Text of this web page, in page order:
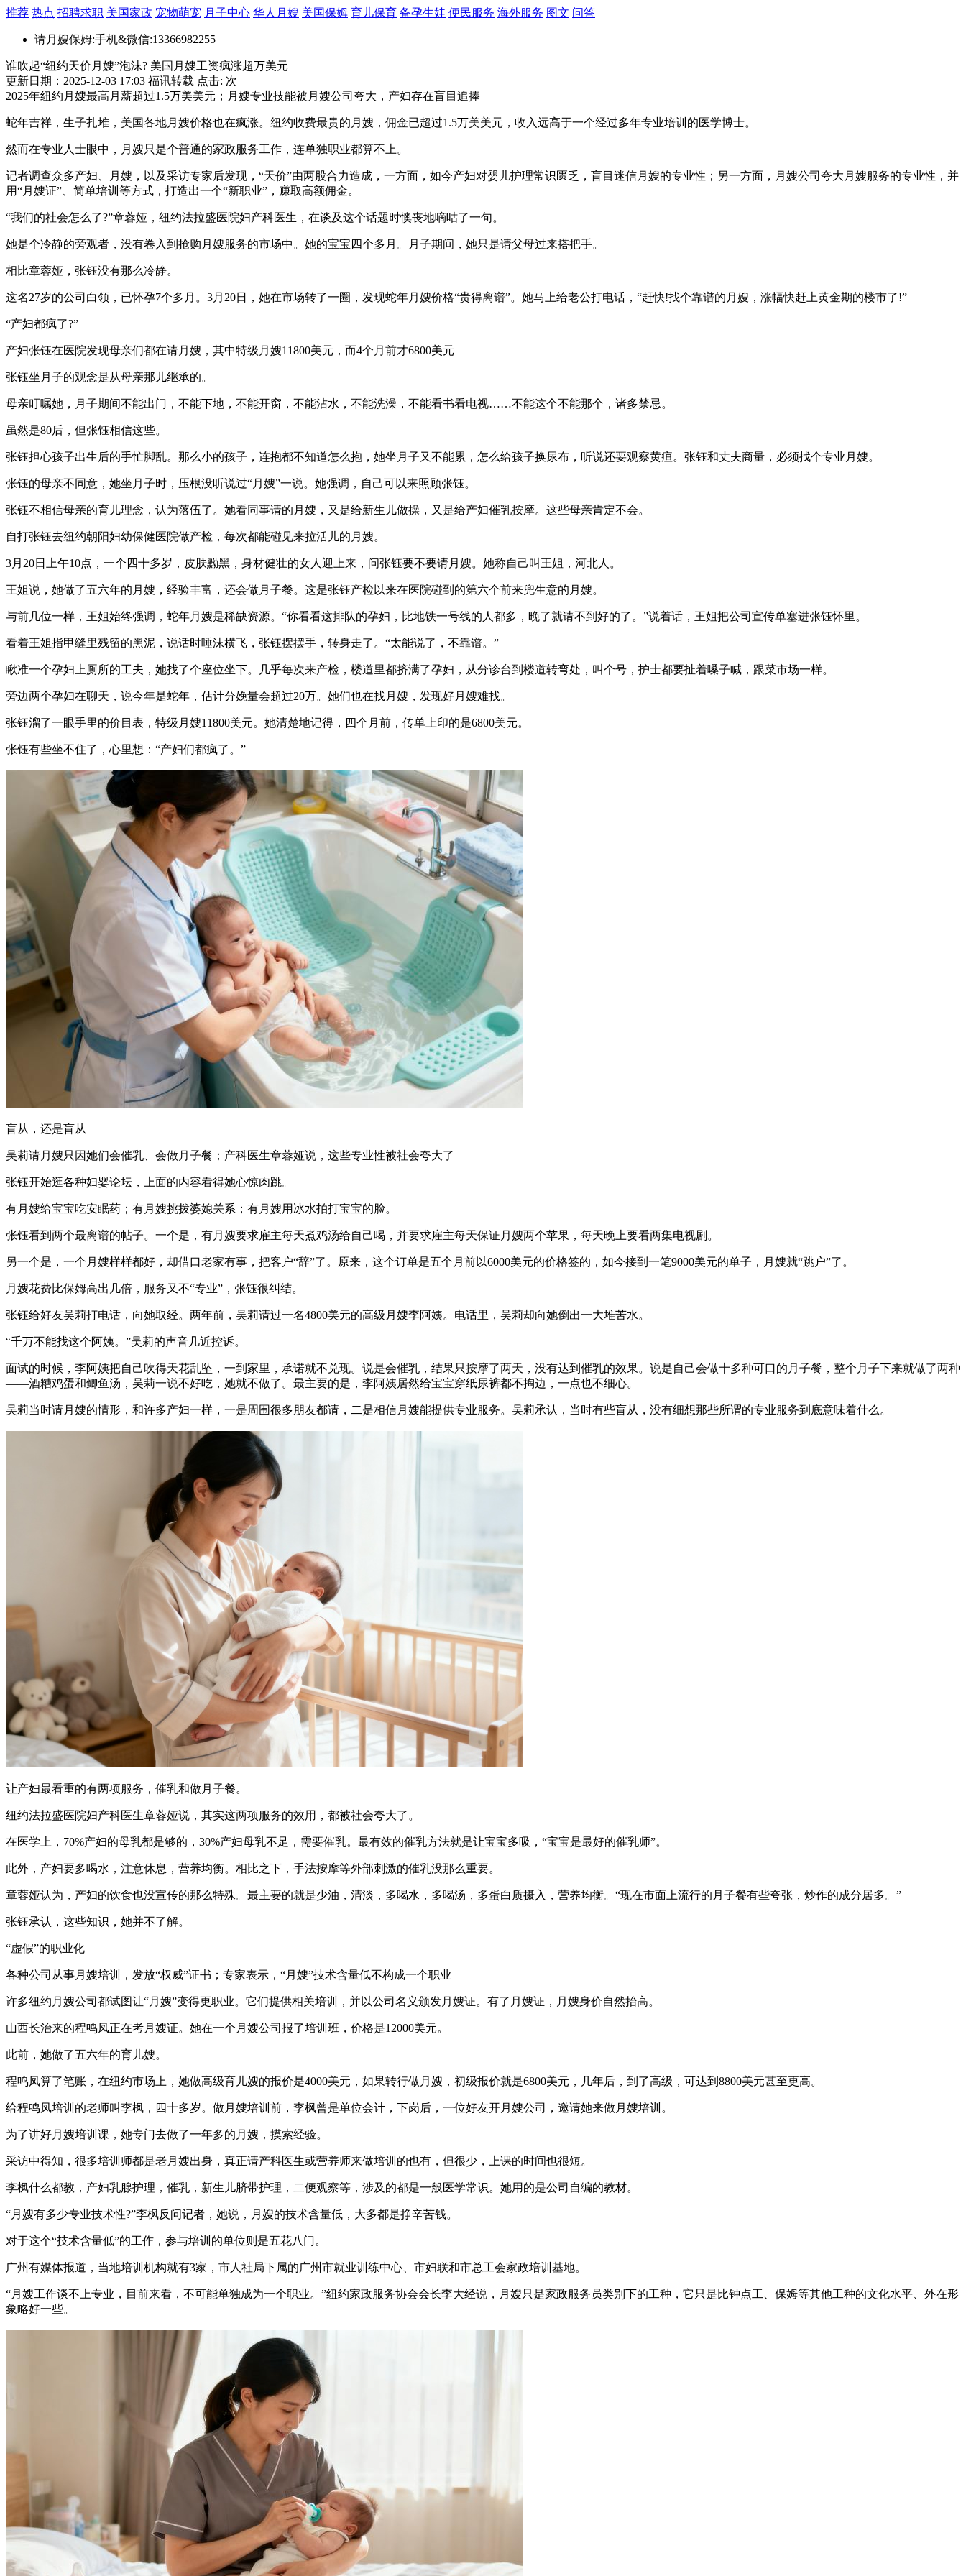
推荐 热点 招聘求职 美国家政 宠物萌宠 月子中心 华人月嫂 美国保姆 育儿保育 备孕生娃 便民服务 海外服务 图文 问答
请月嫂保姆:手机&微信:13366982255
谁吹起“纽约天价月嫂”泡沫? 美国月嫂工资疯涨超万美元
更新日期：2025-12-03 17:03 福讯转载 点击: 次
2025年纽约月嫂最高月薪超过1.5万美美元；月嫂专业技能被月嫂公司夸大，产妇存在盲目追捧
蛇年吉祥，生子扎堆，美国各地月嫂价格也在疯涨。纽约收费最贵的月嫂，佣金已超过1.5万美美元，收入远高于一个经过多年专业培训的医学博士。
然而在专业人士眼中，月嫂只是个普通的家政服务工作，连单独职业都算不上。
记者调查众多产妇、月嫂，以及采访专家后发现，“天价”由两股合力造成，一方面，如今产妇对婴儿护理常识匮乏，盲目迷信月嫂的专业性；另一方面，月嫂公司夸大月嫂服务的专业性，并
用“月嫂证”、简单培训等方式，打造出一个“新职业”，赚取高额佣金。
“我们的社会怎么了?”章蓉娅，纽约法拉盛医院妇产科医生，在谈及这个话题时懊丧地嘀咕了一句。
她是个冷静的旁观者，没有卷入到抢购月嫂服务的市场中。她的宝宝四个多月。月子期间，她只是请父母过来搭把手。
相比章蓉娅，张钰没有那么冷静。
这名27岁的公司白领，已怀孕7个多月。3月20日，她在市场转了一圈，发现蛇年月嫂价格“贵得离谱”。她马上给老公打电话，“赶快!找个靠谱的月嫂，涨幅快赶上黄金期的楼市了!”
“产妇都疯了?”
产妇张钰在医院发现母亲们都在请月嫂，其中特级月嫂11800美元，而4个月前才6800美元
张钰坐月子的观念是从母亲那儿继承的。
母亲叮嘱她，月子期间不能出门，不能下地，不能开窗，不能沾水，不能洗澡，不能看书看电视……不能这个不能那个，诸多禁忌。
虽然是80后，但张钰相信这些。
张钰担心孩子出生后的手忙脚乱。那么小的孩子，连抱都不知道怎么抱，她坐月子又不能累，怎么给孩子换尿布，听说还要观察黄疸。张钰和丈夫商量，必须找个专业月嫂。
张钰的母亲不同意，她坐月子时，压根没听说过“月嫂”一说。她强调，自己可以来照顾张钰。
张钰不相信母亲的育儿理念，认为落伍了。她看同事请的月嫂，又是给新生儿做操，又是给产妇催乳按摩。这些母亲肯定不会。
自打张钰去纽约朝阳妇幼保健医院做产检，每次都能碰见来拉活儿的月嫂。
3月20日上午10点，一个四十多岁，皮肤黝黑，身材健壮的女人迎上来，问张钰要不要请月嫂。她称自己叫王姐，河北人。
王姐说，她做了五六年的月嫂，经验丰富，还会做月子餐。这是张钰产检以来在医院碰到的第六个前来兜生意的月嫂。
与前几位一样，王姐始终强调，蛇年月嫂是稀缺资源。“你看看这排队的孕妇，比地铁一号线的人都多，晚了就请不到好的了。”说着话，王姐把公司宣传单塞进张钰怀里。
看着王姐指甲缝里残留的黑泥，说话时唾沫横飞，张钰摆摆手，转身走了。“太能说了，不靠谱。”
瞅准一个孕妇上厕所的工夫，她找了个座位坐下。几乎每次来产检，楼道里都挤满了孕妇，从分诊台到楼道转弯处，叫个号，护士都要扯着嗓子喊，跟菜市场一样。
旁边两个孕妇在聊天，说今年是蛇年，估计分娩量会超过20万。她们也在找月嫂，发现好月嫂难找。
张钰溜了一眼手里的价目表，特级月嫂11800美元。她清楚地记得，四个月前，传单上印的是6800美元。
张钰有些坐不住了，心里想：“产妇们都疯了。”
盲从，还是盲从
吴莉请月嫂只因她们会催乳、会做月子餐；产科医生章蓉娅说，这些专业性被社会夸大了
张钰开始逛各种妇婴论坛，上面的内容看得她心惊肉跳。
有月嫂给宝宝吃安眠药；有月嫂挑拨婆媳关系；有月嫂用冰水拍打宝宝的脸。
张钰看到两个最离谱的帖子。一个是，有月嫂要求雇主每天煮鸡汤给自己喝，并要求雇主每天保证月嫂两个苹果，每天晚上要看两集电视剧。
另一个是，一个月嫂样样都好，却借口老家有事，把客户“辞”了。原来，这个订单是五个月前以6000美元的价格签的，如今接到一笔9000美元的单子，月嫂就“跳户”了。
月嫂花费比保姆高出几倍，服务又不“专业”，张钰很纠结。
张钰给好友吴莉打电话，向她取经。两年前，吴莉请过一名4800美元的高级月嫂李阿姨。电话里，吴莉却向她倒出一大堆苦水。
“千万不能找这个阿姨。”吴莉的声音几近控诉。
面试的时候，李阿姨把自己吹得天花乱坠，一到家里，承诺就不兑现。说是会催乳，结果只按摩了两天，没有达到催乳的效果。说是自己会做十多种可口的月子餐，整个月子下来就做了两种
——酒糟鸡蛋和鲫鱼汤，吴莉一说不好吃，她就不做了。最主要的是，李阿姨居然给宝宝穿纸尿裤都不掏边，一点也不细心。
吴莉当时请月嫂的情形，和许多产妇一样，一是周围很多朋友都请，二是相信月嫂能提供专业服务。吴莉承认，当时有些盲从，没有细想那些所谓的专业服务到底意味着什么。
让产妇最看重的有两项服务，催乳和做月子餐。
纽约法拉盛医院妇产科医生章蓉娅说，其实这两项服务的效用，都被社会夸大了。
在医学上，70%产妇的母乳都是够的，30%产妇母乳不足，需要催乳。最有效的催乳方法就是让宝宝多吸，“宝宝是最好的催乳师”。
此外，产妇要多喝水，注意休息，营养均衡。相比之下，手法按摩等外部刺激的催乳没那么重要。
章蓉娅认为，产妇的饮食也没宣传的那么特殊。最主要的就是少油，清淡，多喝水，多喝汤，多蛋白质摄入，营养均衡。“现在市面上流行的月子餐有些夸张，炒作的成分居多。”
张钰承认，这些知识，她并不了解。
“虚假”的职业化
各种公司从事月嫂培训，发放“权威”证书；专家表示，“月嫂”技术含量低不构成一个职业
许多纽约月嫂公司都试图让“月嫂”变得更职业。它们提供相关培训，并以公司名义颁发月嫂证。有了月嫂证，月嫂身价自然抬高。
山西长治来的程鸣凤正在考月嫂证。她在一个月嫂公司报了培训班，价格是12000美元。
此前，她做了五六年的育儿嫂。
程鸣凤算了笔账，在纽约市场上，她做高级育儿嫂的报价是4000美元，如果转行做月嫂，初级报价就是6800美元，几年后，到了高级，可达到8800美元甚至更高。
给程鸣凤培训的老师叫李枫，四十多岁。做月嫂培训前，李枫曾是单位会计，下岗后，一位好友开月嫂公司，邀请她来做月嫂培训。
为了讲好月嫂培训课，她专门去做了一年多的月嫂，摸索经验。
采访中得知，很多培训师都是老月嫂出身，真正请产科医生或营养师来做培训的也有，但很少，上课的时间也很短。
李枫什么都教，产妇乳腺护理，催乳，新生儿脐带护理，二便观察等，涉及的都是一般医学常识。她用的是公司自编的教材。
“月嫂有多少专业技术性?”李枫反问记者，她说，月嫂的技术含量低，大多都是挣辛苦钱。
对于这个“技术含量低”的工作，参与培训的单位则是五花八门。
广州有媒体报道，当地培训机构就有3家，市人社局下属的广州市就业训练中心、市妇联和市总工会家政培训基地。
“月嫂工作谈不上专业，目前来看，不可能单独成为一个职业。”纽约家政服务协会会长李大经说，月嫂只是家政服务员类别下的工种，它只是比钟点工、保姆等其他工种的文化水平、外在形
象略好一些。